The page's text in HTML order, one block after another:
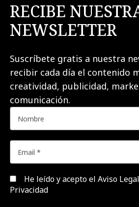
RECIBE
NEWSLETTER
Suscríbete gratis a nuestra
recibir cada día el contenido
creatividad, publicidad,
comunicación.
He leído y acepto el Aviso
Privacidad